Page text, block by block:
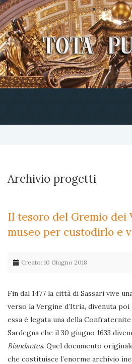
Archivio progetti
Il tesoro del Gremio dei
museo per custodirlo e
Creato: 10 Giugno 2018
Fin dal 1477 la città di Sassari vive
verso la Vergine d’Itria, divenuta poi
essa è legata una della
Sardegna che il 30 giugno 1633
Biandantes. Quel documento
che costituisce l’enorme archivio